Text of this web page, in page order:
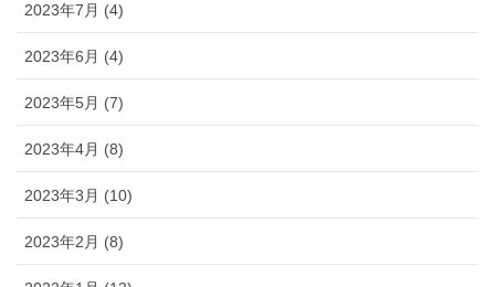
2023年7月 (4)
2023年6月 (4)
2023年5月 (7)
2023年4月 (8)
2023年3月 (10)
2023年2月 (8)